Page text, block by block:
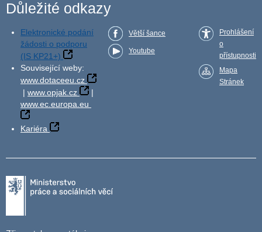
Důležité odkazy
Elektronické podání
žádosti o podporu
(IS KP21+)
Související weby:
www.dotaceeu.cz
| www.opjak.cz
|
www.ec.europa.eu
Kariéra
Větší šance
Youtube
Prohlášení
o
přístupnosti
Mapa
Stránek